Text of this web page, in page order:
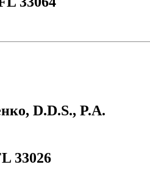
D.D.S., P.A.
33026